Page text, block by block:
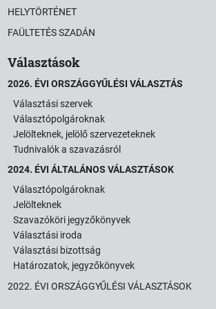
HELYTÖRTÉNET
FAÜLTETÉS SZADÁN
Választások
2026. ÉVI ORSZÁGGYŰLÉSI VÁLASZTÁS
Választási szervek
Választópolgároknak
Jelölteknek, jelölő szervezeteknek
Tudnivalók a szavazásról
2024. ÉVI ÁLTALÁNOS VÁLASZTÁSOK
Választópolgároknak
Jelölteknek
Szavazóköri jegyzőkönyvek
Választási iroda
Választási bizottság
Határozatok, jegyzőkönyvek
2022. ÉVI ORSZÁGGYŰLÉSI VÁLASZTÁSOK